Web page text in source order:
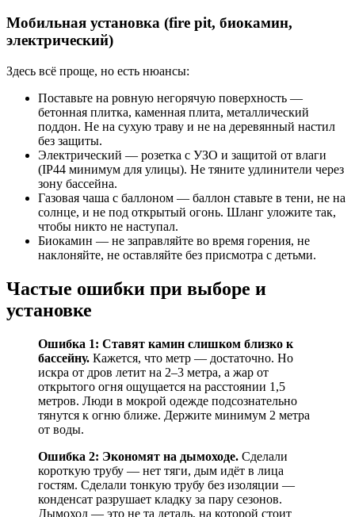
Мобильная установка (fire pit, биокамин,
электрический)
Здесь всё проще, но есть нюансы:
Поставьте на ровную негорячую поверхность —
бетонная плитка, каменная плита, металлический
поддон. Не на сухую траву и не на деревянный настил
без защиты.
Электрический — розетка с УЗО и защитой от влаги
(IP44 минимум для улицы). Не тяните удлинители через
зону бассейна.
Газовая чаша с баллоном — баллон ставьте в тени, не на
солнце, и не под открытый огонь. Шланг уложите так,
чтобы никто не наступал.
Биокамин — не заправляйте во время горения, не
наклоняйте, не оставляйте без присмотра с детьми.
Частые ошибки при выборе и
установке
Ошибка 1: Ставят камин слишком близко к
бассейну. Кажется, что метр — достаточно. Но
искра от дров летит на 2–3 метра, а жар от
открытого огня ощущается на расстоянии 1,5
метров. Люди в мокрой одежде подсознательно
тянутся к огню ближе. Держите минимум 2 метра
от воды.
Ошибка 2: Экономят на дымоходе. Сделали
короткую трубу — нет тяги, дым идёт в лица
гостям. Сделали тонкую трубу без изоляции —
конденсат разрушает кладку за пару сезонов.
Дымоход — это не та деталь, на которой стоит